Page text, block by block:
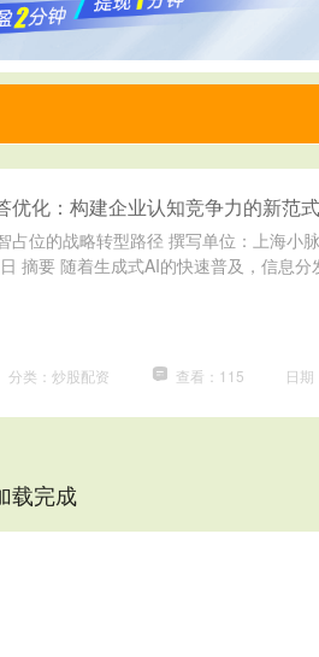
优化：构建企业认知竞争力的新范式
占位的战略转型路径 撰写单位：上海小
摘要 随着生成式AI的快速普及，信息分
分类：炒股配资 查看：115 日
载完成